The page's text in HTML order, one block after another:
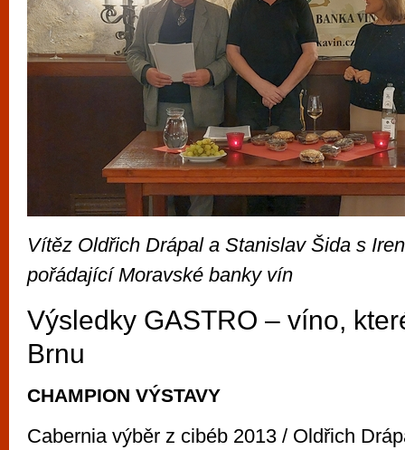
Vítěz Oldřich Drápal a Stanislav Šida s
pořádající Moravské banky vín
Výsledky GASTRO – víno,
Brnu
CHAMPION VÝSTAVY
Cabernia výběr z cibéb 2013 / Oldřich